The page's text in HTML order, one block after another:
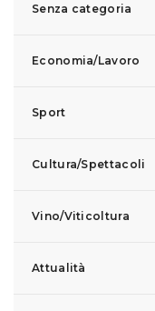
Senza categoria
Economia/Lavoro
Sport
Cultura/Spettacoli
Vino/Viticoltura
Attualità